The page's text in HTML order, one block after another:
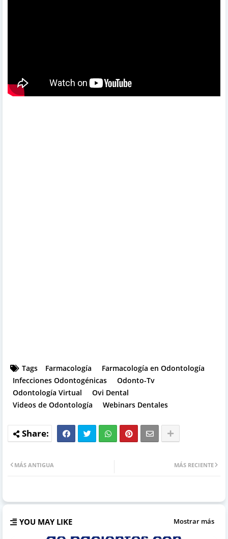
Tags Farmacología
Farmacología en Odontología
Infecciones Odontogénicas
Odonto-Tv
Odontología Virtual
Ovi Dental
Videos de Odontología
Webinars Dentales
MÁS RECIENTE
MÁS ANTIGUA
YOU MAY LIKE Mostrar más